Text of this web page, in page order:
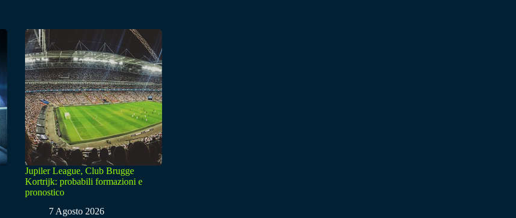
Jupiler League, Club Brugge
Kortrijk: probabili formazioni e
pronostico
7 Agosto 2026